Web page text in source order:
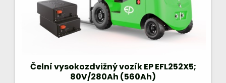
Čelní vysokozdvižný vozík EP EFL252X5;
80V/280Ah (560Ah)